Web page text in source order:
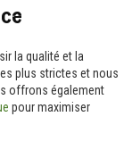
la qualité et la
plus strictes et nous
offrons également
pour maximiser